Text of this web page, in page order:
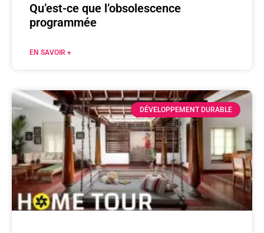
Qu’est-ce que l’obsolescence
programmée
EN SAVOIR +
DÉVELOPPEMENT DURABLE